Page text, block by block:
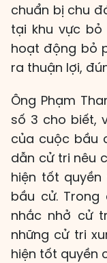
chuẩn bị chu
tại khu vực
hoạt động bỏ
ra thuận lợi,
Ông Phạm
số 3 cho biết,
của cuộc bầu
dẫn cử tri nêu
hiện tốt
bầu cử.
nhắc nhở cử
những cử tri
hiện tốt quyền